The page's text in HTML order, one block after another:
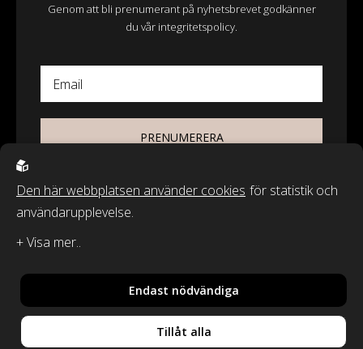
Genom att bli prenumerant på nyhetsbrevet godkänner
du vår integritetspolicy.
Email
PRENUMERERA
Wasa Ecotextil AB.
Sphinxly,Powered by Easyweb
Den här webbplatsen använder cookies för statistik och
användarupplevelse.
Endast nödvändiga
Tillåt alla